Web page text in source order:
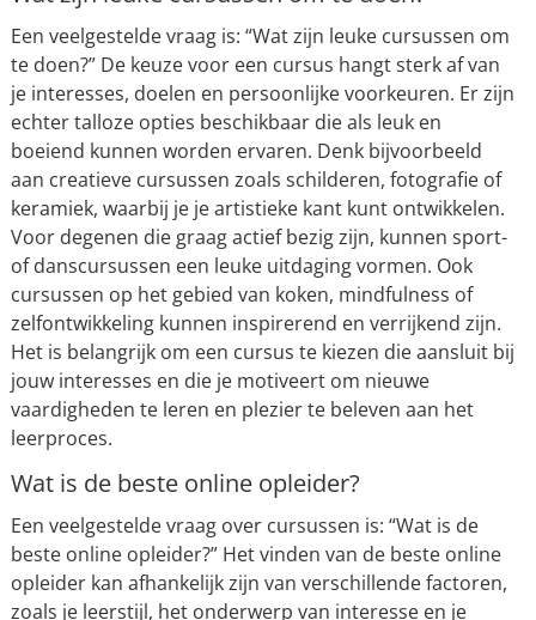
Een veelgestelde vraag is: “Wat zijn leuke cursussen om
te doen?” De keuze voor een cursus hangt sterk af van
je interesses, doelen en persoonlijke voorkeuren. Er zijn
echter talloze opties beschikbaar die als leuk en
boeiend kunnen worden ervaren. Denk bijvoorbeeld
aan creatieve cursussen zoals schilderen, fotografie of
keramiek, waarbij je je artistieke kant kunt ontwikkelen.
Voor degenen die graag actief bezig zijn, kunnen sport-
of danscursussen een leuke uitdaging vormen. Ook
cursussen op het gebied van koken, mindfulness of
zelfontwikkeling kunnen inspirerend en verrijkend zijn.
Het is belangrijk om een cursus te kiezen die aansluit bij
jouw interesses en die je motiveert om nieuwe
vaardigheden te leren en plezier te beleven aan het
leerproces.
Wat is de beste online opleider?
Een veelgestelde vraag over cursussen is: “Wat is de
beste online opleider?” Het vinden van de beste online
opleider kan afhankelijk zijn van verschillende factoren,
zoals je leerstijl, het onderwerp van interesse en je